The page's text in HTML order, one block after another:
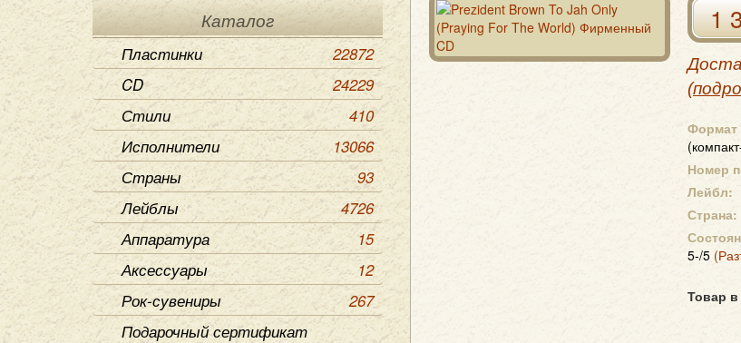
Каталог
Пластинки
22872
CD
24229
Стили
410
Исполнители
13066
Страны
93
Лейблы
4726
Аппаратура
15
Аксессуары
12
Рок-сувениры
267
Подарочный сертификат
1
(
Формат
Номер
Лейбл:
Страна:
5-/5
Товар в